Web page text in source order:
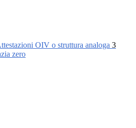
OIV o struttura analoga 3
zero